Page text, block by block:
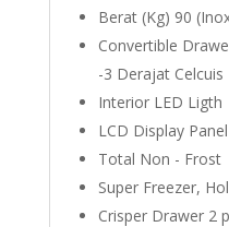
Berat (Kg) 90
Convertible
-3 Derajat Celcuis
Interior LED Ligth
LCD Display
Total Non - Frost
Super Freezer,
Crisper Drawer 2